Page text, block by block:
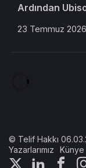
Ardından
23 Temmuz